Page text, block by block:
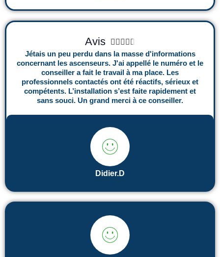
r
Avis     
o
t
é
4
Jétais un peu perdu dans la masse d'informations
concernant les ascenseurs. J'ai appellé le numéro et le
conseiller a fait le travail à ma place. Les
professionnels contactés ont été réactifs, sérieux et
compétents. L’installation s’est faite rapidement et
sans souci. Un grand merci à ce conseiller.
Didier.D